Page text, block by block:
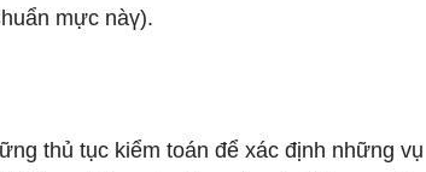
mực nàү).
thủ tục kiểm toán để xác định những vụ